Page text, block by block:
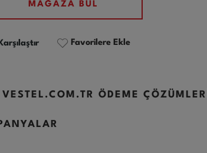
MAĞAZA BUL
Favorilere Ekle
VESTEL.COM.TR ÖDEME ÇÖZÜMLERİ